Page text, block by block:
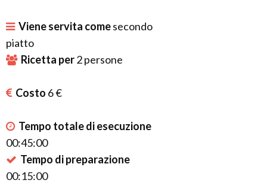
Viene servita comesecondo
piatto
Ricetta per2persone
Costo 6 €
Tempo totale di esecuzione
00:45:00
Tempo di preparazione
00:15:00